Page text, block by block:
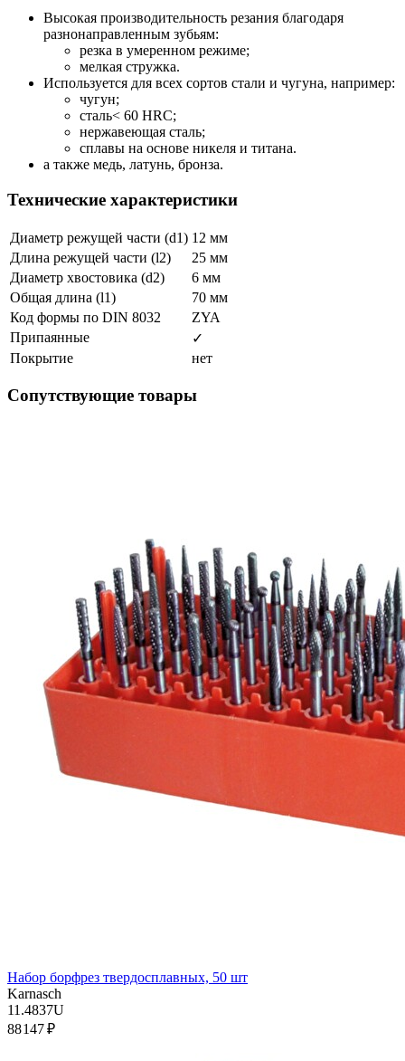
Высокая производительность резания благодаря
разнонаправленным зубьям:
резка в умеренном режиме;
мелкая стружка.
Используется для всех сортов стали и чугуна, например:
чугун;
сталь< 60 HRC;
нержавеющая сталь;
сплавы на основе никеля и титана.
а также медь, латунь, бронза.
Технические характеристики
Диаметр режущей части (d1) 12 мм
Длина режущей части (l2)
25 мм
Диаметр хвостовика (d2)
6 мм
Общая длина (l1)
70 мм
Код формы по DIN 8032
ZYA
Припаянные
✓
Покрытие
нет
Сопутствующие товары
Набор борфрез твердосплавных, 50 шт
Karnasch
11.4837U
88 147 ₽